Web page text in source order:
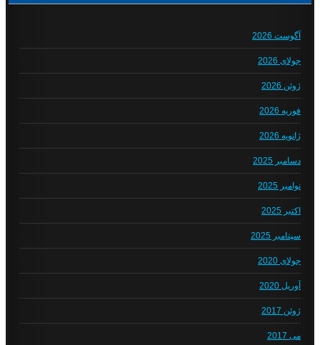
آگوست 2026
جولای 2026
ژوئن 2026
فوریه 2026
ژانویه 2026
دسامبر 2025
نوامبر 2025
اکتبر 2025
سپتامبر 2025
جولای 2020
آوریل 2020
ژوئن 2017
می 2017